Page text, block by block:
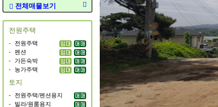
전체매물보기
전원주택
- 전원주택
- 펜션
- 가든숙박
- 농가주택
토지
- 전원주택/펜션용지
- 빌라/원룸용지